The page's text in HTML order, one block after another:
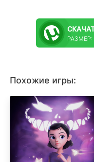
РАЗМЕР:
Похожие игры: